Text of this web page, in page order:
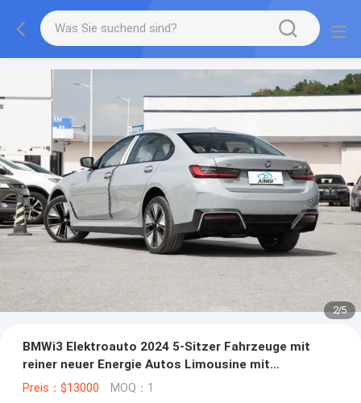
2/5
BMWi3 Elektroauto 2024 5-Sitzer Fahrzeuge mit
reiner neuer Energie Autos Limousine mit
Langstrecken-EV-Batterie Auto E Fahrzeug
Preis：$13000 MOQ：1